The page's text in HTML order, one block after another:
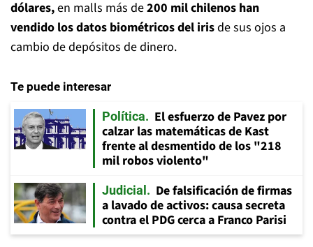
dólares,en malls más de200 mil chilenos han
vendido los datos biométricos del irisde sus ojos a
cambio de depósitos de dinero.
Te puede interesar
Política
El esfuerzo de Pavez por
calzar las matemáticas de Kast
frente al desmentido de los "218
mil robos violento"
Judicial
De falsificación de firmas
a lavado de activos: causa secreta
contra el PDG cerca a Franco Parisi